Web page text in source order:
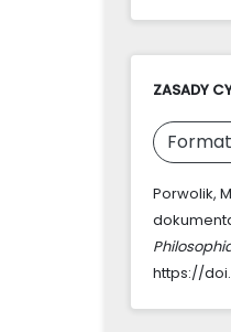
ZASADY
Porwolik,
https://